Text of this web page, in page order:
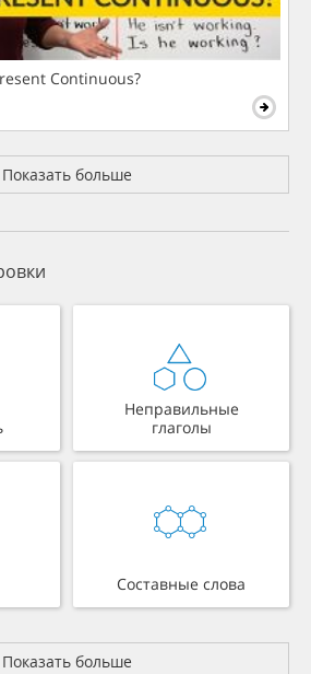
Continuous?
Показать больше
Неправильные
глаголы
Составные слова
Показать больше